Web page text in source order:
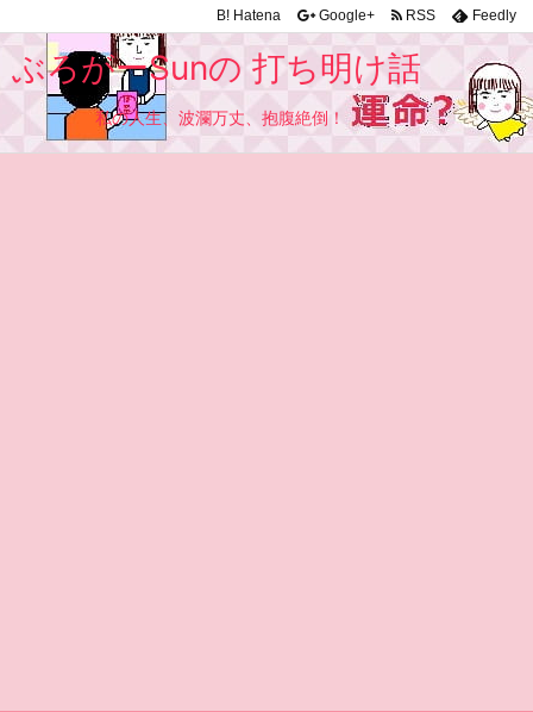
ぶろがーSunの 打ち明け話
私の人生、波瀾万丈、抱腹絶倒！
B! Hatena Google+ RSS Feedly